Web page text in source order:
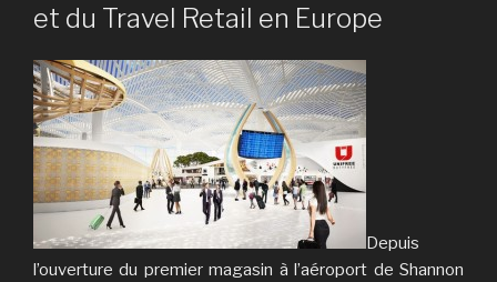
et du Travel Retail en Europe
Depuis
l’ouverture du premier magasin à l’aéroport de Shannon